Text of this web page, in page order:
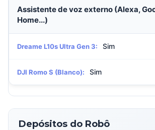
Assistente de voz externo (Alexa,
Home...)
Dreame L10s Ultra Gen 3: Sim
DJI Romo S (Blanco): Sim
Depósitos do Robô